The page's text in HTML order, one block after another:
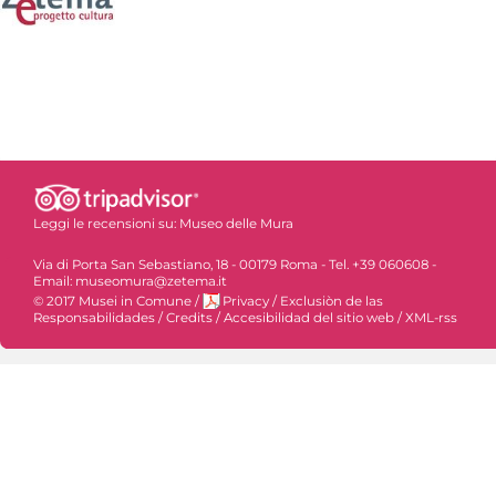
Leggi le recensioni su: Museo delle Mura
Via di Porta San Sebastiano, 18 - 00179 Roma - Tel. +39 060608 -
Email: museomura@zetema.it
© 2017 Musei in Comune / Privacy / Exclusiòn de las
Responsabilidades /Credits /Accesibilidad del sitio web /XML-rss